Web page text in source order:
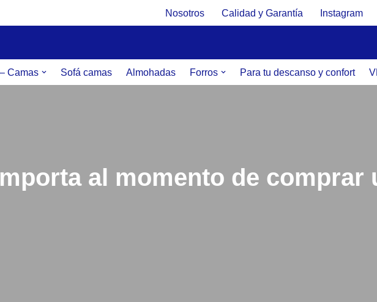
Nosotros Calidad y Garantía Instagram
Camas Sofá camas Almohadas Forros Para tu descanso y confort
al momento de comprar